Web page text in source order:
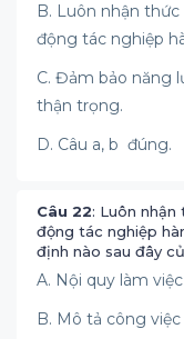
B. Luôn nhận
động tác nghiệp
C. Đảm bảo năng
thận trọng.
D. Câu a, b đúng.
Câu 22: Luôn
động tác nghiệp
định nào sau đây
A. Nội quy làm việc
B. Mô tả công việc